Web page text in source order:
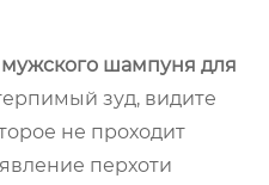
мужского шампуня для
зуд, видите
не проходит
перхоти